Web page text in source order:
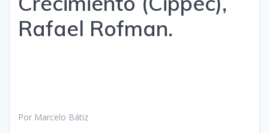
Rafael Rofman.
Por Marcelo Bátiz